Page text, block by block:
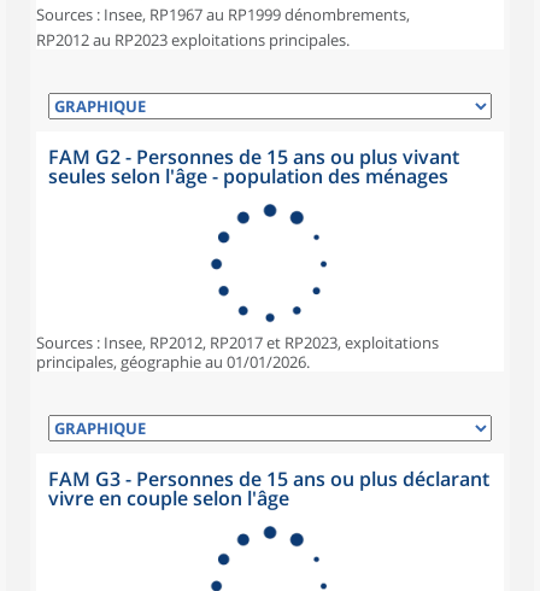
Sources : Insee, RP1967 au RP1999 dénombrements,
RP2012 au RP2023 exploitations principales.
FAM G2 - Personnes de 15 ans ou plus vivant
seules selon l'âge - population des ménages
Sources : Insee, RP2012, RP2017 et RP2023, exploitations
principales, géographie au 01/01/2026.
FAM G3 - Personnes de 15 ans ou plus déclarant
vivre en couple selon l'âge